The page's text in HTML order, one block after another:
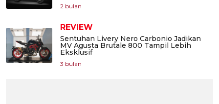
2 bulan
REVIEW
Sentuhan Livery Nero Carbonio Jadikan
MV Agusta Brutale 800 Tampil Lebih
Eksklusif
3 bulan